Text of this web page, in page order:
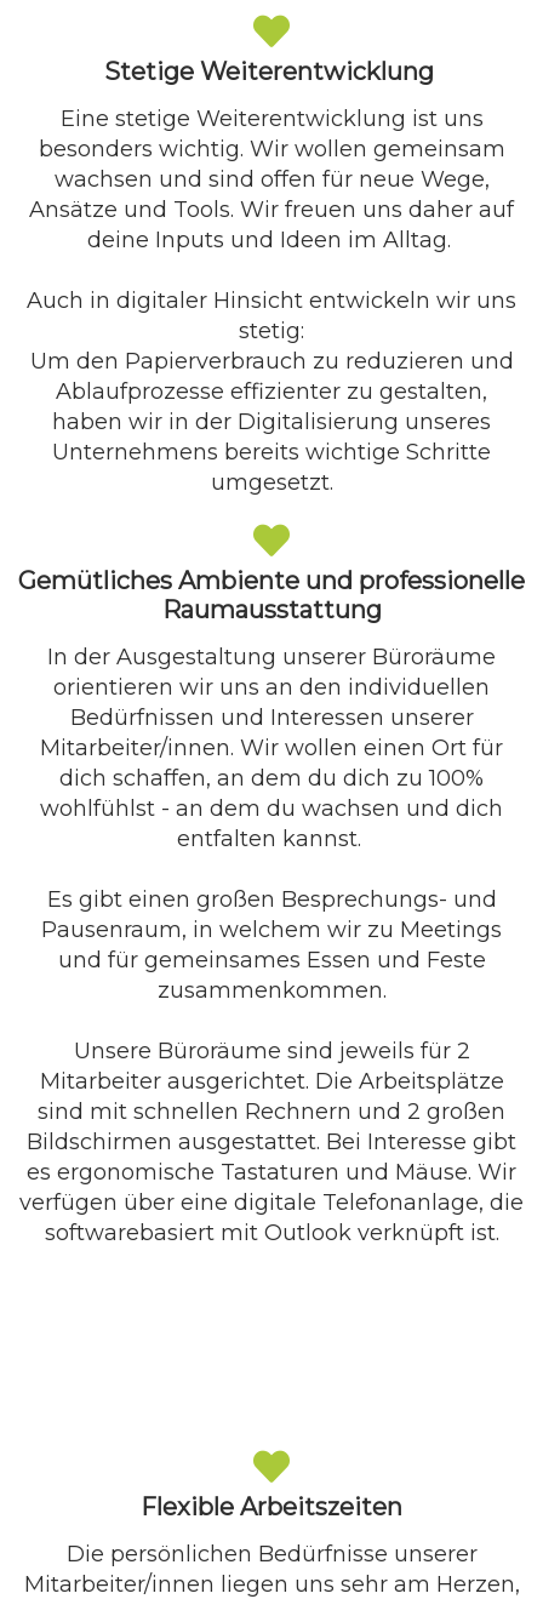
Stetige Weiterentwicklung
Eine stetige Weiterentwicklung ist uns
besonders wichtig. Wir wollen gemeinsam
wachsen und sind offen für neue Wege,
Ansätze und Tools. Wir freuen uns daher auf
deine Inputs und Ideen im Alltag.
Auch in digitaler Hinsicht entwickeln wir uns
stetig:
Um den Papierverbrauch zu reduzieren und
Ablaufprozesse effizienter zu gestalten,
haben wir in der Digitalisierung unseres
Unternehmens bereits wichtige Schritte
umgesetzt.
Gemütliches Ambiente und professionelle
Raumausstattung
In der Ausgestaltung unserer Büroräume
orientieren wir uns an den individuellen
Bedürfnissen und Interessen unserer
Mitarbeiter/innen. Wir wollen einen Ort für
dich schaffen, an dem du dich zu 100%
wohlfühlst - an dem du wachsen und dich
entfalten kannst.
Es gibt einen großen Besprechungs- und
Pausenraum, in welchem wir zu Meetings
und für gemeinsames Essen und Feste
zusammenkommen.
Unsere Büroräume sind jeweils für 2
Mitarbeiter ausgerichtet. Die Arbeitsplätze
sind mit schnellen Rechnern und 2 großen
Bildschirmen ausgestattet. Bei Interesse gibt
es ergonomische Tastaturen und Mäuse. Wir
verfügen über eine digitale Telefonanlage, die
softwarebasiert mit Outlook verknüpft ist.
Flexible Arbeitszeiten
Die persönlichen Bedürfnisse unserer
Mitarbeiter/innen liegen uns sehr am Herzen,